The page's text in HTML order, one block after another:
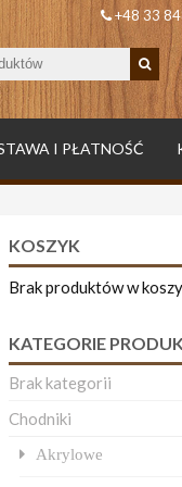
+48 33
I PŁATNOŚĆ
KOSZYK
Brak produktów w
KATEGORIE
Brak kategorii
Chodniki
Akrylowe